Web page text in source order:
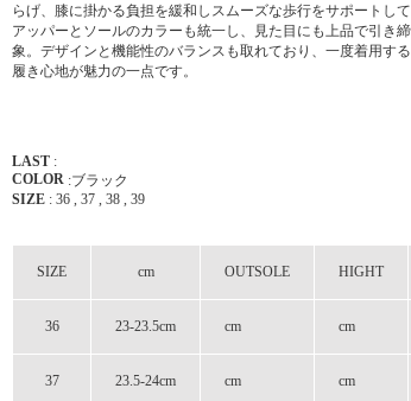
らげ、膝に掛かる負担を緩和しスムーズな歩行をサポートして
アッパーとソールのカラーも統一し、見た目にも上品で引き
象。デザインと機能性のバランスも取れており、一度着用す
履き心地が魅力の一点です。
LAST :
COLOR :ブラック
SIZE : 36 , 37 , 38 , 39
SIZE cm OUTSOLE HIGHT
36 23-23.5cm cm cm
37 23.5-24cm cm cm